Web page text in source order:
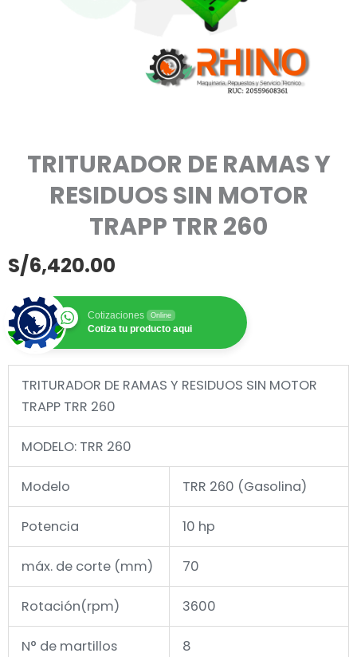
TRITURADOR DE RAMAS Y
RESIDUOS SIN MOTOR
TRAPP TRR 260
S/6,420.00
Cotizaciones Online
Cotiza tu producto aqui
TRITURADOR DE RAMAS Y RESIDUOS SIN MOTOR
TRAPP TRR 260
MODELO: TRR 260
Modelo TRR 260 (Gasolina)
Potencia 10 hp
máx. de corte (mm) 70
Rotación(rpm) 3600
N° de martillos 8